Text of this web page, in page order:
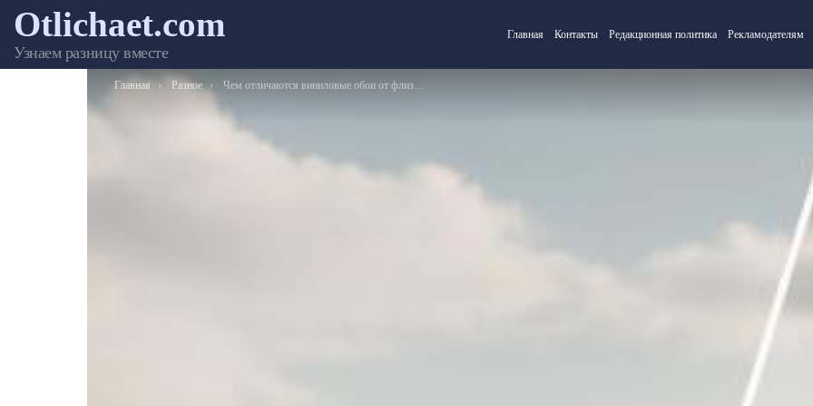
Otlichaet.com
Узнаем разницу вместе
Главная Контакты Редакционная политика Рекламодателям
Вы здесь:
Главная Разное Чем отличаются виниловые обои от флизелиновых?